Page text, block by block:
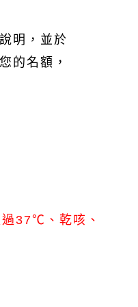
明，並於
的名額，
37℃、乾咳、